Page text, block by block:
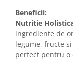
Beneficii:
Nutritie
ingrediente de
legume, fructe
perfect pentru